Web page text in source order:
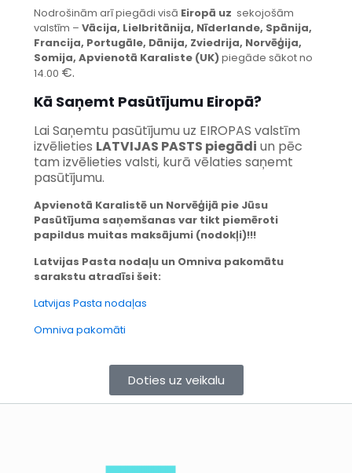
Nodrošinām arī piegādi visā Eiropā uz sekojošām
valstīm – Vācija, Lielbritānija, Nīderlande, Spānija,
Francija, Portugāle, Dānija, Zviedrija, Norvēģija,
Somija, Apvienotā Karaliste (UK)piegāde sākot no
14.00 €.
Kā Saņemt Pasūtījumu Eiropā?
Lai Saņemtu pasūtījumu uz EIROPAS valstīm
izvēlieties LATVIJAS PASTS piegādi un pēc
tam izvēlieties valsti, kurā vēlaties saņemt
pasūtījumu.
Apvienotā Karalistē un Norvēģijā pie Jūsu
Pasūtījuma saņemšanas var tikt piemēroti
papildus muitas maksājumi (nodokļi)!!!
Latvijas Pasta nodaļu un Omniva pakomātu
sarakstu atradīsi šeit:
Latvijas Pasta nodaļas
Omniva pakomāti
Doties uz veikalu